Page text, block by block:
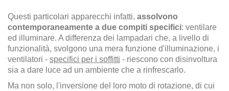
Questi particolari apparecchi infatti, assolvono
contemporaneamente a due compiti specifici: ventilare
ed illuminare. A differenza dei lampadari che, a livello di
funzionalità, svolgono una mera funzione d'illuminazione, i
ventilatori - specifici per i soffitti - riescono con disinvoltura
sia a dare luce ad un ambiente che a rinfrescarlo.
Ma non solo, l'inversione del loro moto di rotazione, di cui